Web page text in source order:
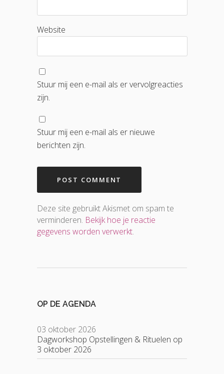
Website
Stuur mij een e-mail als er vervolgreacties
zijn.
Stuur mij een e-mail als er nieuwe
berichten zijn.
Deze site gebruikt Akismet om spam te
verminderen. Bekijk hoe je reactie
gegevens worden verwerkt.
OP DE AGENDA
03 oktober 2026
Dagworkshop Opstellingen & Rituelen op
3 oktober 2026